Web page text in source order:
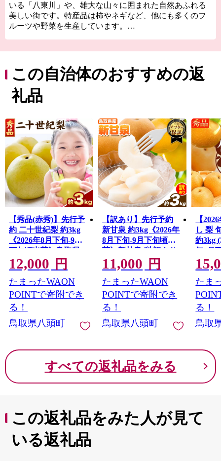
いる「八東川」や、雄大な山々に囲まれた自然あふれる
美しい街です。特産品は柿やネギなど、他にも多くのフ
ルーツや野菜を生産しています。
この自治体のおすすめの返
礼品
【秀品(赤秀)】先行予
約 二十世紀梨 約3kg
《2026年8月下旬-9月
下旬頃出荷》鳥取県
八頭町 梨 なし 果物 フ
ルーツ 特産品 秀品 赤
秀 贈答用 先行予約 送
料無料 果汁 デザート
12,000 円
たまったWAON
POINTで寄附でき
る！
鳥取県八頭町
【訳あり】先行予約
新甘泉 約3kg《2026年
8月下旬-9月下旬頃出
荷》新甘泉 梨 訳あり
ご家庭用 鳥取県 八頭
町 なし 果物 フルーツ
特産品 送料無料 果汁
デザート 八頭
11,000 円
たまったWAON
POINTで寄附でき
る！
鳥取県八頭町
【
し 梨
約3kg
年8月
出荷
頭町
品 厳
高間商
栄梨
高梨
先行予
たま
る！
鳥取
すべての返礼品をみる
この返礼品をみた人が見て
いる返礼品